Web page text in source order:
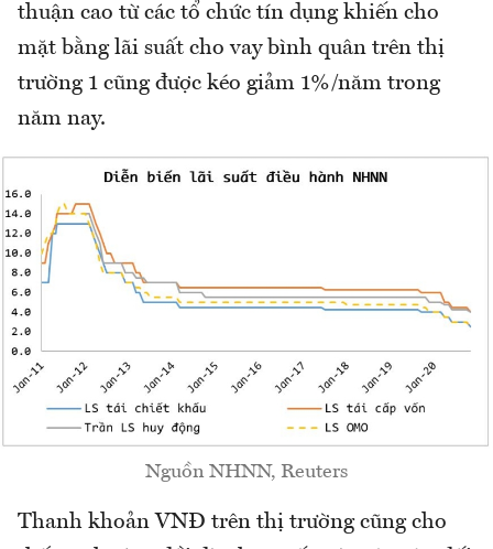
thuận cao từ các tổ chức tín dụng khiến cho
mặt bằng lãi suất cho vay bình quân trên thị
trường 1 cũng được kéo giảm 1%/năm trong
năm nay.
Nguồn NHNN, Reuters
Thanh khoản VNĐ trên thị trường cũng cho